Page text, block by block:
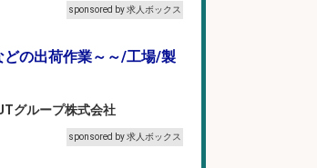
sponsored by 求人ボックス
どの出荷作業～～/工場/製
グループ株式会社
sponsored by 求人ボックス